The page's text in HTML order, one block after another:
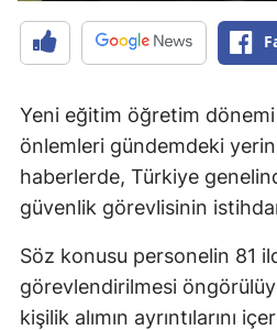
Yeni eğitim öğretim
önlemleri gündemdeki
haberlerde, Türkiye
güvenlik görevlisinin
Söz konusu personelin 81
görevlendirilmesi
kişilik alımın ayrıntılarını